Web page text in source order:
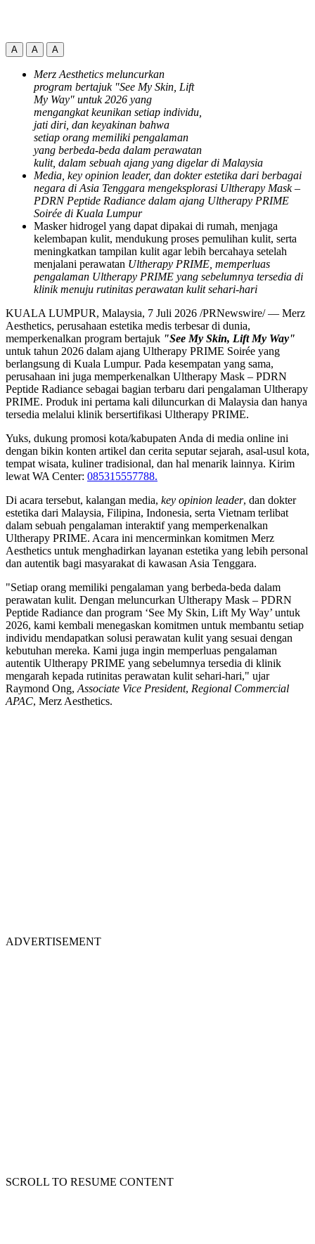
A A A
Merz Aesthetics meluncurkan
program bertajuk "See My Skin, Lift
My Way" untuk 2026 yang
mengangkat keunikan setiap individu,
jati diri, dan keyakinan bahwa
setiap orang memiliki pengalaman
yang berbeda-beda dalam perawatan
kulit, dalam sebuah ajang yang digelar di Malaysia
Media, key opinion leader, dan dokter estetika dari berbagai
negara di Asia Tenggara mengeksplorasi Ultherapy Mask –
PDRN Peptide Radiance dalam ajang Ultherapy PRIME
Soirée di Kuala Lumpur
Masker hidrogel yang dapat dipakai di rumah, menjaga
kelembapan kulit, mendukung proses pemulihan kulit, serta
meningkatkan tampilan kulit agar lebih bercahaya setelah
menjalani perawatan Ultherapy PRIME, memperluas
pengalaman Ultherapy PRIME yang sebelumnya tersedia di
klinik menuju rutinitas perawatan kulit sehari-hari
KUALA LUMPUR, Malaysia, 7 Juli 2026 /PRNewswire/ — Merz
Aesthetics, perusahaan estetika medis terbesar di dunia,
memperkenalkan program bertajuk "See My Skin, Lift My Way"
untuk tahun 2026 dalam ajang Ultherapy PRIME Soirée yang
berlangsung di Kuala Lumpur. Pada kesempatan yang sama,
perusahaan ini juga memperkenalkan Ultherapy Mask – PDRN
Peptide Radiance sebagai bagian terbaru dari pengalaman Ultherapy
PRIME. Produk ini pertama kali diluncurkan di Malaysia dan hanya
tersedia melalui klinik bersertifikasi Ultherapy PRIME.
Yuks, dukung promosi kota/kabupaten Anda di media online ini
dengan bikin konten artikel dan cerita seputar sejarah, asal-usul kota,
tempat wisata, kuliner tradisional, dan hal menarik lainnya. Kirim
lewat WA Center: 085315557788.
Di acara tersebut, kalangan media, key opinion leader, dan dokter
estetika dari Malaysia, Filipina, Indonesia, serta Vietnam terlibat
dalam sebuah pengalaman interaktif yang memperkenalkan
Ultherapy PRIME. Acara ini mencerminkan komitmen Merz
Aesthetics untuk menghadirkan layanan estetika yang lebih personal
dan autentik bagi masyarakat di kawasan Asia Tenggara.
"Setiap orang memiliki pengalaman yang berbeda-beda dalam
perawatan kulit. Dengan meluncurkan Ultherapy Mask – PDRN
Peptide Radiance dan program ‘See My Skin, Lift My Way’ untuk
2026, kami kembali menegaskan komitmen untuk membantu setiap
individu mendapatkan solusi perawatan kulit yang sesuai dengan
kebutuhan mereka. Kami juga ingin memperluas pengalaman
autentik Ultherapy PRIME yang sebelumnya tersedia di klinik
mengarah kepada rutinitas perawatan kulit sehari-hari," ujar
Raymond Ong, Associate Vice President, Regional Commercial
APAC, Merz Aesthetics.
ADVERTISEMENT
SCROLL TO RESUME CONTENT